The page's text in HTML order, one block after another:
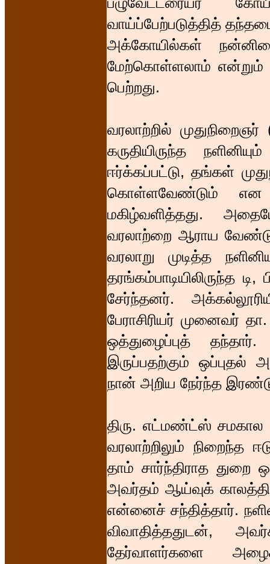
வாய்ப்பேற்படுத்தித்
அக்கோயில்கள்
மேற்கொள்ளலாம் என்றும்
பெற்றது.
வரலாற்றில்
கருதியிருந்த
ஈர்க்கப்பட்டு, தங்கள்
கொள்ளவேண்டும் என
மகிழ்வளித்தது.
வரலாற்றை ஆராய
வரலாறு முடித்த
தரங்கம்பாடியிலிருந்த
சேர்ந்தனர்.
பேராசிரியர் முனைவர்
ஒத்துழைப்புத்
இருப்பதற்கும்
நான் அறிய நேர்ந்த
திரு. எட்மண்ட்ஸ் சமகால
வரலாற்றிலும் நிறைந்த
தாம் சார்ந்திராத
அவர்தம் ஆய்வுக்
என்னைச் சந்தித்தார்.
விவாதித்ததுடன்,
தேர்வாளர்களை